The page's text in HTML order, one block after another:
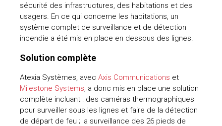
sécurité des infrastructures, des habitations et des
usagers. En ce qui concerne les habitations, un
système complet de surveillance et de détection
incendie a été mis en place en dessous des lignes.
Solution complète
Atexia Systèmes, avec Axis Communications et
Milestone Systems , a donc mis en place une solution
complète incluant : des caméras thermographiques
pour surveiller sous les lignes et faire de la détection
de départ de feu ; la surveillance des 26 pieds de